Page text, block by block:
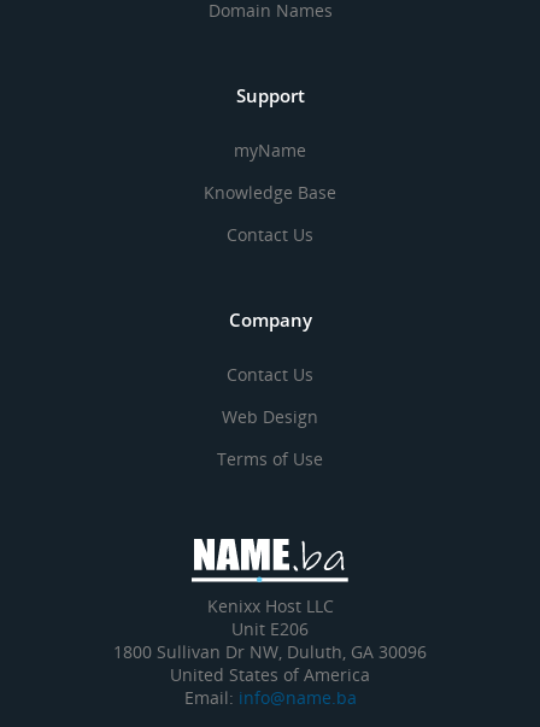
Domain Names
Support
myName
Knowledge Base
Contact Us
Company
Contact Us
Web Design
Terms of Use
Kenixx Host LLC
Unit E206
1800 Sullivan Dr NW, Duluth, GA 30096
United States of America
Email: info@name.ba